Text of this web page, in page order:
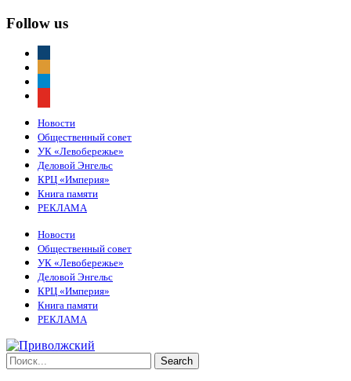
Follow us
Новости
Общественный совет
УК «Левобережье»
Деловой Энгельс
КРЦ «Империя»
Книга памяти
РЕКЛАМА
Новости
Общественный совет
УК «Левобережье»
Деловой Энгельс
КРЦ «Империя»
Книга памяти
РЕКЛАМА